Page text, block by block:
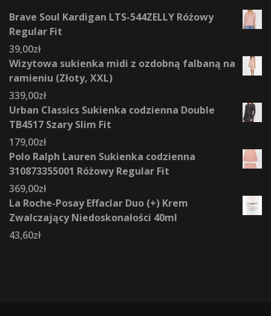
Brave Soul Kardigan LTS-544ZELLY Różowy
Regular Fit
39,00zł
Wizytowa sukienka midi z ozdobną falbaną na
ramieniu (Złoty, XXL)
339,00zł
Urban Classics Sukienka codzienna Double
TB4517 Szary Slim Fit
179,00zł
Polo Ralph Lauren Sukienka codzienna
310873355001 Różowy Regular Fit
369,00zł
La Roche-Posay Effaclar Duo (+) Krem
Zwalczający Niedoskonałości 40ml
43,60zł